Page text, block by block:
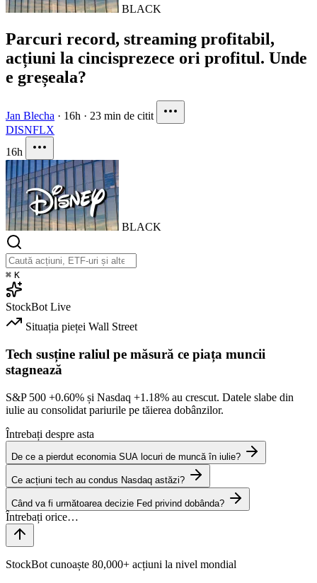
BLACK
Parcuri record, streaming profitabil,
acțiuni la cincisprezece ori profitul. Unde
e greșeala?
Jan Blecha · 16h · 23 min de citit
DISNFLX
16h
BLACK
⌘ K
StockBot Live
Situația pieței Wall Street
Tech susține raliul pe măsură ce piața muncii
stagnează
S&P 500 +0.60% și Nasdaq +1.18% au crescut. Datele slabe din
iulie au consolidat pariurile pe tăierea dobânzilor.
Întrebați despre asta
De ce a pierdut economia SUA locuri de muncă în iulie?
Ce acțiuni tech au condus Nasdaq astăzi?
Când va fi următoarea decizie Fed privind dobânda?
StockBot cunoaște 80,000+ acțiuni la nivel mondial